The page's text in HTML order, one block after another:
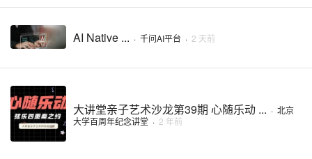
AI Native ... · 千问AI平台 · 2 天前
大讲堂亲子艺术沙龙第39期 心随乐动 ... · 北京
大学百周年纪念讲堂 · 2 年前